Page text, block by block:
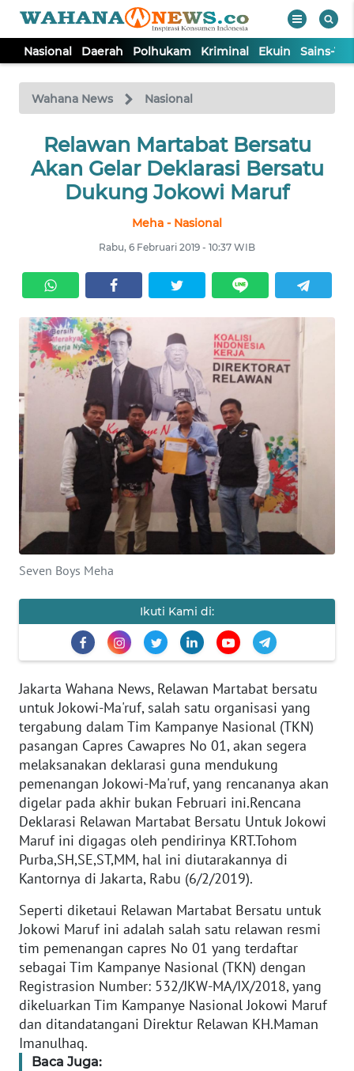
Nasional Daerah Polhukam Kriminal Ekuin Sains-
Wahana News Nasional
Relawan Martabat Bersatu
Akan Gelar Deklarasi Bersatu
Dukung Jokowi Maruf
Meha - Nasional
Rabu, 6 Februari 2019 - 10:37 WIB
Seven Boys Meha
Ikuti Kami di:
Jakarta Wahana News, Relawan Martabat bersatu
untuk Jokowi-Ma'ruf, salah satu organisasi yang
tergabung dalam Tim Kampanye Nasional (TKN)
pasangan Capres Cawapres No 01, akan segera
melaksanakan deklarasi guna mendukung
pemenangan Jokowi-Ma'ruf, yang rencananya akan
digelar pada akhir bukan Februari ini.Rencana
Deklarasi Relawan Martabat Bersatu Untuk Jokowi
Maruf ini digagas oleh pendirinya KRT.Tohom
Purba,SH,SE,ST,MM, hal ini diutarakannya di
Kantornya di Jakarta, Rabu (6/2/2019).
Seperti diketaui Relawan Martabat Bersatu untuk
Jokowi Maruf ini adalah salah satu relawan resmi
tim pemenangan capres No 01 yang terdaftar
sebagai Tim Kampanye Nasional (TKN) dengan
Registrasion Number: 532/JKW-MA/IX/2018, yang
dikeluarkan Tim Kampanye Nasional Jokowi Maruf
dan ditandatangani Direktur Relawan KH.Maman
Imanulhaq.
Baca Juga:
TV
Tutup
NASIONAL
DAERAH
KRIMINAL
EKUIN
SAINS-TEKNO
KESEHATAN
INTERNASIONAL
SERBA-SERBI
PENDIDIKAN
OPINI
Informasi
INDEKS
BERITA
KONTAK
KAMI
INFO
IKLAN
TENTANG
KAMI
PEDOMAN
MEDIA
SIBER
REDAKSI